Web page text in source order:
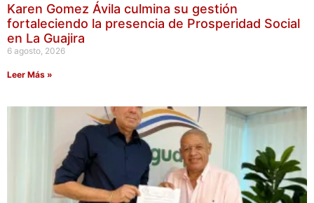
Karen Gomez Ávila culmina su gestión
fortaleciendo la presencia de Prosperidad Social
en La Guajira
6 agosto, 2026
Leer Más »